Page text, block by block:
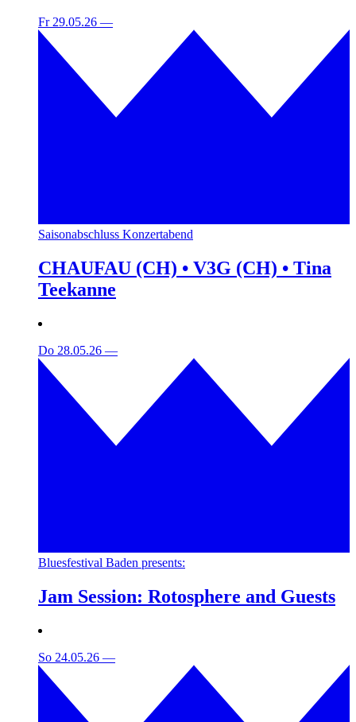
Fr 29.05.26 —
Saisonabschluss Konzertabend
CHAUFAU (CH) • V3G (CH) • Tina
Teekanne
Do 28.05.26 —
Bluesfestival Baden presents:
Jam Session: Rotosphere and Guests
So 24.05.26 —